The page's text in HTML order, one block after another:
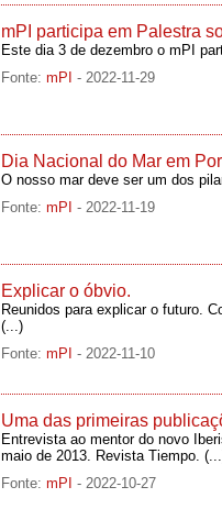
mPI participa em Palestra
Este dia 3 de dezembro o mPI
Fonte: mPI - 2022-11-29
Dia Nacional do Mar em
O nosso mar deve ser um dos
Fonte: mPI - 2022-11-19
Explicar o óbvio.
Reunidos para explicar o futuro.
(...)
Fonte: mPI - 2022-11-10
Uma das primeiras
Entrevista ao mentor do novo
maio de 2013. Revista Tiempo.
Fonte: mPI - 2022-10-27